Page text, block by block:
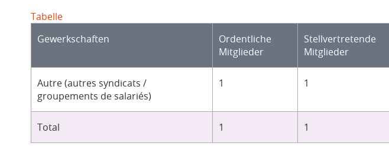
Tabelle
Gewerkschaften
Ordentliche
Mitglieder
Stellvertretende
Mitglieder
Autre (autres syndicats /
groupements de salariés)
1 1
Total 1 1